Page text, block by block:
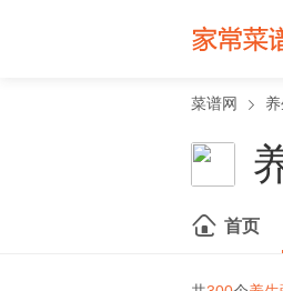
菜谱网
首页